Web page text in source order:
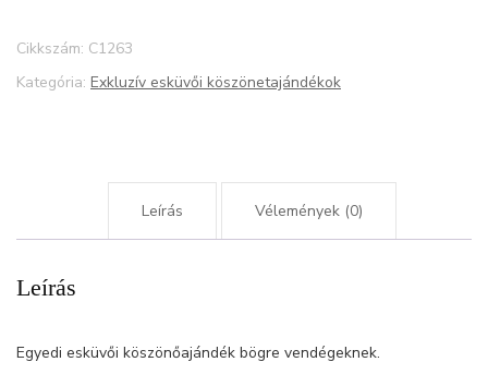
Cikkszám: C1263
Kategória: Exkluzív esküvői köszönetajándékok
Leírás Vélemények (0)
Leírás
Egyedi esküvői köszönőajándék bögre vendégeknek.